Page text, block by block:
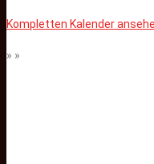
Kompletten Kalender
» »